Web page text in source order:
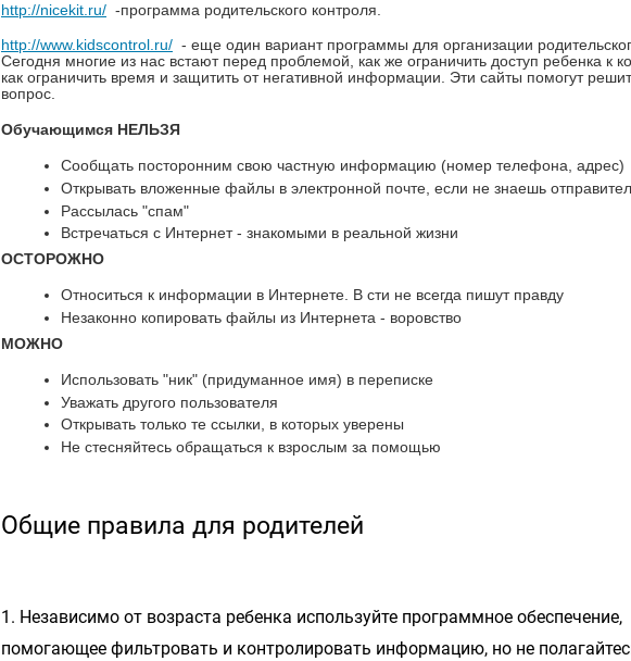
http://nicekit.ru/ -программа родительского контроля.
http://www.kidscontrol.ru/ - еще один вариант программы для организации
Сегодня многие из нас встают перед проблемой, как же ограничить доступ ребенка к
как ограничить время и защитить от негативной информации. Эти сайты помогут
вопрос.
Обучающимся НЕЛЬЗЯ
Сообщать посторонним свою частную информацию (номер телефона, адрес)
Открывать вложенные файлы в электронной почте, если не знаешь
Рассылась "спам"
Встречаться с Интернет - знакомыми в реальной жизни
ОСТОРОЖНО
Относиться к информации в Интернете. В сти не всегда пишут правду
Незаконно копировать файлы из Интернета - воровство
МОЖНО
Использовать "ник" (придуманное имя) в переписке
Уважать другого пользователя
Открывать только те ссылки, в которых уверены
Не стесняйтесь обращаться к взрослым за помощью
Общие правила для родителей
1. Независимо от возраста ребенка используйте программное обеспечение,
помогающее фильтровать и контролировать информацию, но не